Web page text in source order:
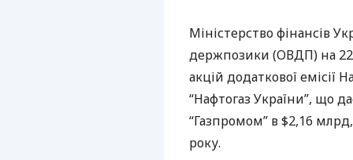
Міністерство фінансів
держпозики (ОВДП) на
акцій додаткової емісії
“Нафтогаз України”, що
“Газпромом” в $2,16
року.